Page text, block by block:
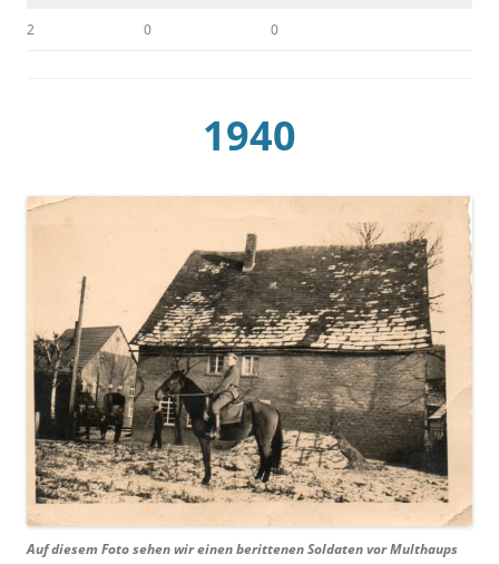
2 0 0
1940
Auf diesem Foto sehen wir einen berittenen Soldaten vor Multhaups